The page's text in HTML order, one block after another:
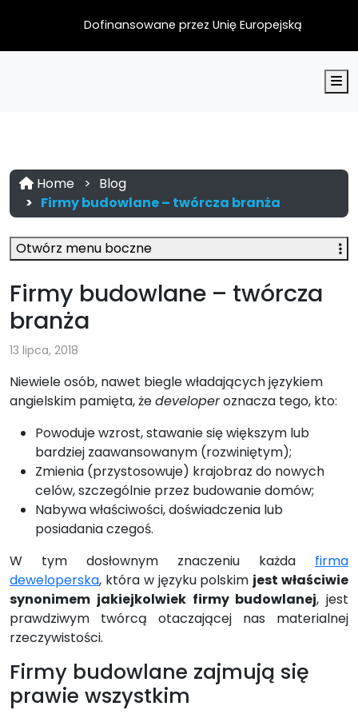
Dofinansowane przez Unię Europejską
Home
Blog
Firmy budowlane – twórcza branża
Firmy budowlane – twórcza
branża
13 lipca, 2018
Niewiele osób, nawet biegle władających językiem
angielskim pamięta, żedeveloperoznacza tego, kto:
Powoduje wzrost, stawanie się większym lub
bardziej zaawansowanym (rozwiniętym);
Zmienia (przystosowuje) krajobraz do nowych
celów, szczególnie przez budowanie domów;
Nabywa właściwości, doświadczenia lub
posiadania czegoś.
W tym dosłownym znaczeniu każda firma
deweloperska, która w języku polskim jest właściwie
synonimem jakiejkolwiek firmy budowlanej, jest
prawdziwym twórcą otaczającej nas materialnej
rzeczywistości.
Firmy budowlane zajmują się
prawie wszystkim
Otwórz menu boczne